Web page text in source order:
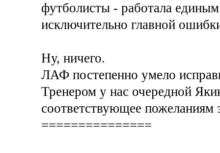
футболисты - работала
исключительно главной
Ну, ничего.
ЛАФ постепенно умело
Тренером у нас очередной
соответствующее пожеланиям
===============